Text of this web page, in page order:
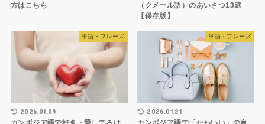
方はこちら
（クメール語）のあいさつ13選
【保存版】
単語・フレーズ
2026.01.09
単語・フレーズ
2026.01.21